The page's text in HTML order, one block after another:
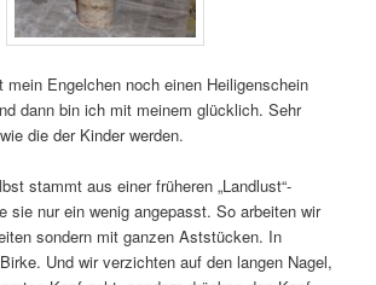
mein Engelchen noch einen Heiligenschein
dann bin ich mit meinem glücklich. Sehr
die der Kinder werden.
stammt aus einer früheren „Landlust“-
sie nur ein wenig angepasst. So arbeiten wir
sondern mit ganzen Aststücken. In
Und wir verzichten auf den langen Nagel,